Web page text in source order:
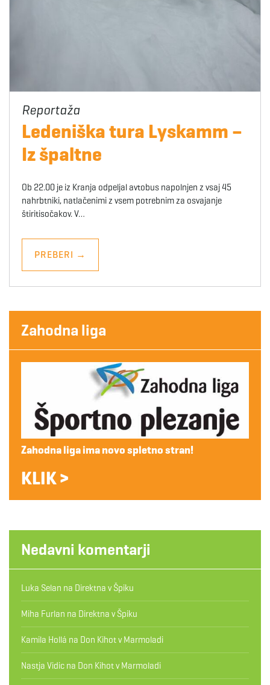
Ledeniška tura Lyskamm –
Iz špaltne
Ob 22.00 je iz Kranja odpeljal avtobus napolnjen z vsaj 45
nahrbtniki, natlačenimi z vsem potrebnim za osvajanje
štiritisočakov. V…
PREBERI →
Zahodna liga
Zahodna liga ima novo spletno stran!
KLIK >
Nedavni komentarji
Luka Selan na Direktna v Špiku
Miha Furlan na Direktna v Špiku
Kamila Hollá na Don Kihot v Marmoladi
Nastja Vidic na Don Kihot v Marmoladi